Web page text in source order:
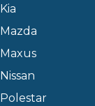
Kia
Mazda
Maxus
Nissan
Polestar